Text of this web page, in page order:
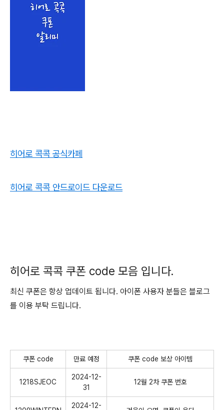
히어로 콕콕 공식카페
히어로 콕콕 안드로이드 다운로드
히어로 콕콕 쿠폰 code 모음 입니다.
최신 쿠폰은 항상 업데이트 됩니다. 아이폰 사용자 분들은 블로그
를 이용 부탁 드립니다.
쿠폰 code 만료 예정 쿠폰 code 보상 아이템
1218SJEOC
2024-12-
31
12월 2차 쿠폰 번호
2024-12-